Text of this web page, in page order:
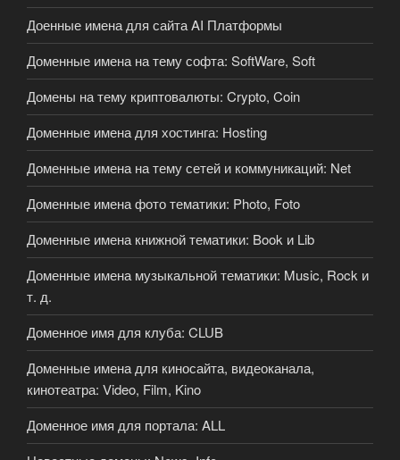
Доенные имена для сайта AI Платформы
Доменные имена на тему софта: SoftWare, Soft
Домены на тему криптовалюты: Crypto, Coin
Доменные имена для хостинга: Hosting
Доменные имена на тему сетей и коммуникаций: Net
Доменные имена фото тематики: Photo, Foto
Доменные имена книжной тематики: Book и Lib
Доменные имена музыкальной тематики: Music, Rock и
т. д.
Доменное имя для клуба: CLUB
Доменные имена для киносайта, видеоканала,
кинотеатра: Video, Film, Kino
Доменное имя для портала: ALL